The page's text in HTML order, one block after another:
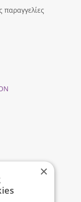
παραγγελίες
×